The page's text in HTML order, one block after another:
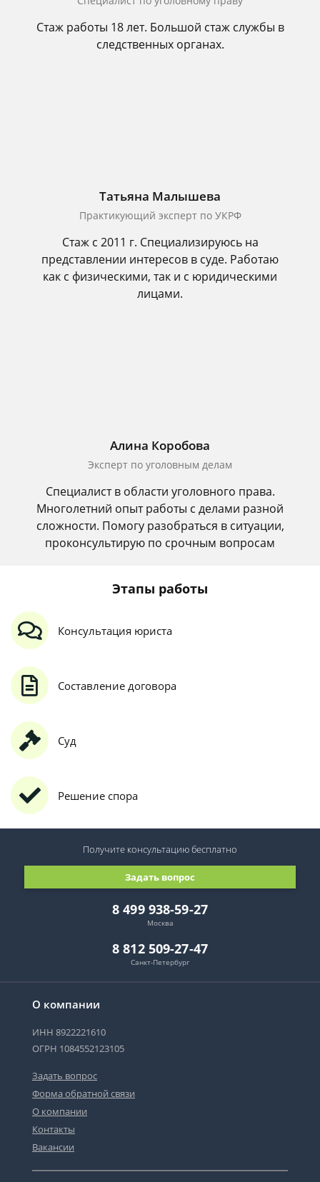
Стаж работы 18 лет. Большой стаж службы в
следственных органах.
Татьяна Малышева
Практикующий эксперт по УКРФ
Стаж с 2011 г. Специализируюсь на
представлении интересов в суде. Работаю
как с физическими, так и с юридическими
лицами.
Алина Коробова
Эксперт по уголовным делам
Специалист в области уголовного права.
Многолетний опыт работы с делами разной
сложности. Помогу разобраться в ситуации,
проконсультирую по срочным вопросам
Этапы работы
Консультация юриста
Составление договора
Суд
Решение спора
О компании
ИНН 8922221610
ОГРН 1084552123105
Задать вопрос
Форма обратной связи
О компании
Контакты
Вакансии
8 499 938-59-27
Москва
8 812 509-27-47
Санкт-Петербург
Задать вопрос
Получите консультациюбесплатно